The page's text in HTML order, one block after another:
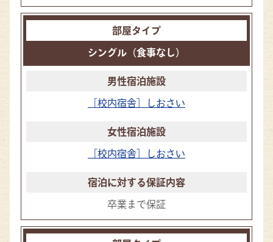
シングル（食事なし）
［校内宿舎］しおさい
［校内宿舎］しおさい
卒業まで保証